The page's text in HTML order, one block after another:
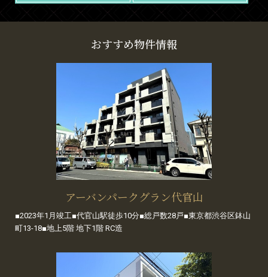
おすすめ物件情報
アーバンパークグラン代官山
■2023年1月竣工■代官山駅徒歩10分■総戸数28戸■東京都渋谷区鉢山
町13-18■地上5階 地下1階 RC造